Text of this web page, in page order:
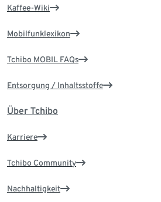
Kaffee-Wiki
Mobilfunklexikon
Tchibo MOBIL FAQs
Entsorgung / Inhaltsstoffe
Über Tchibo
Karriere
Tchibo Community
Nachhaltigkeit